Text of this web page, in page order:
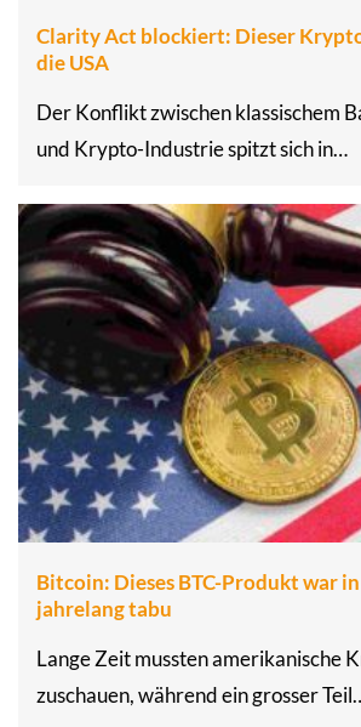
Clarity Act blockiert: Dieser
die USA
Der Konflikt zwischen klassischem
und Krypto-Industrie spitzt sich in…
Bitcoin: Dieses BTC-Produkt war
jahrelang tabu
Lange Zeit mussten amerikanische
zuschauen, während ein grosser